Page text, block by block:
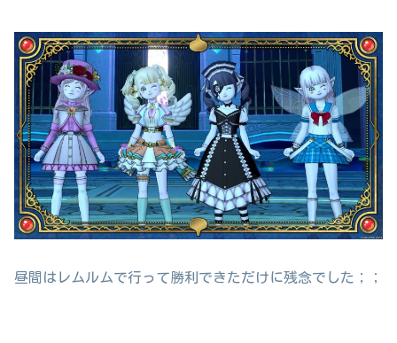
昼間はレムルムで行って勝利できただけに残念でした；；